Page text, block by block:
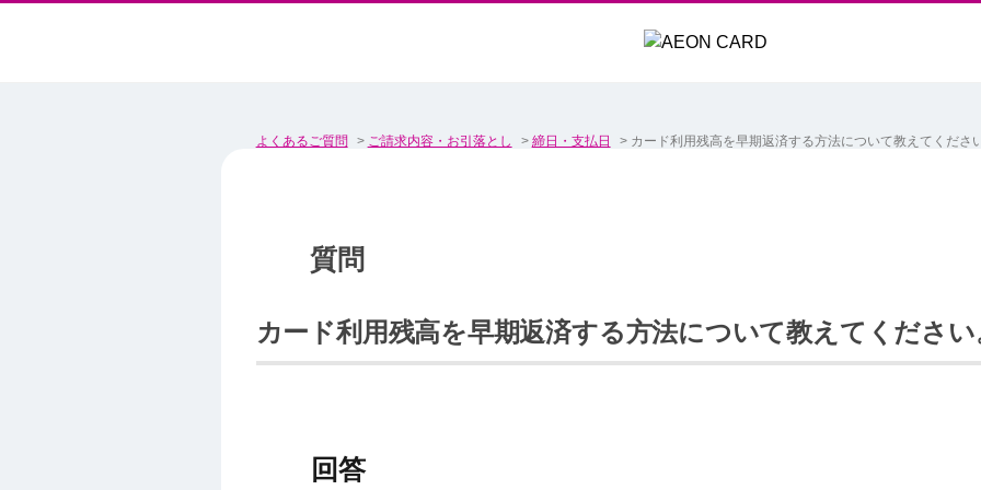
よくあるご質問 > ご請求内容・お引落とし > 締日・支払日 > カード利用残高を早期返済する方法について教えてくださ
カード利用残高を早期返済する方法について教えてください